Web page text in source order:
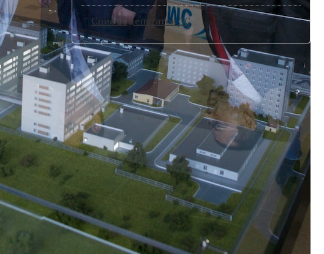
Список депутатов ЗС